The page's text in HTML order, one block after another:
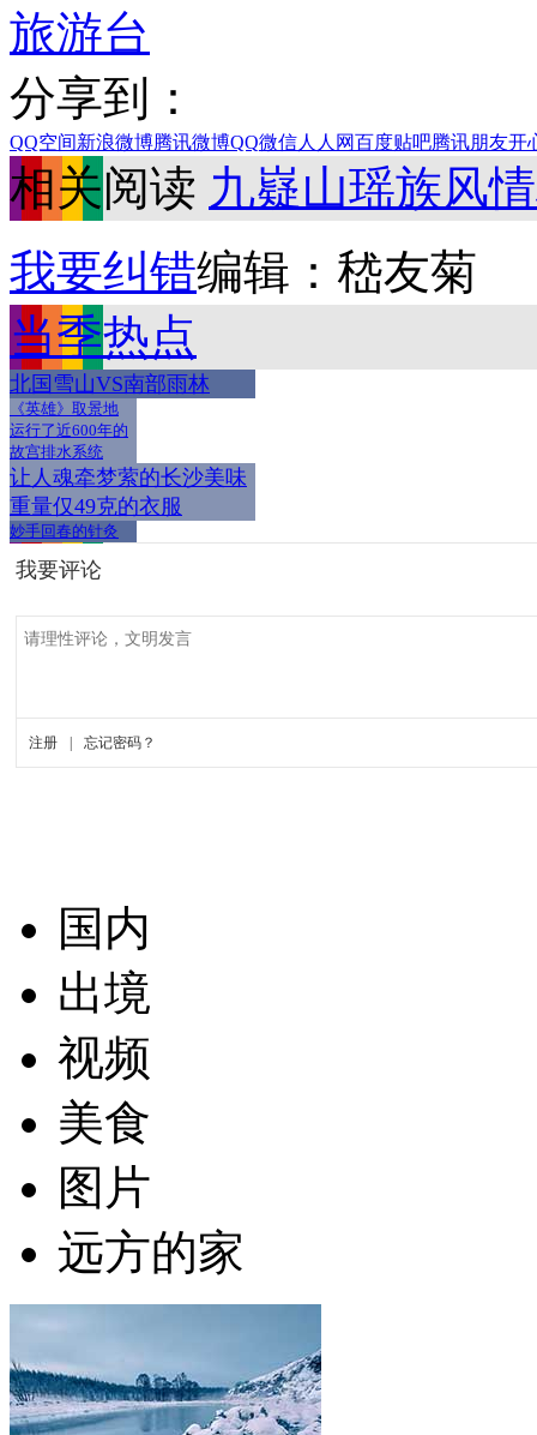
旅游台
分享到：
QQ空间新浪微博腾讯微博QQ微信人人网百度贴吧腾讯朋友开
相关阅读 九嶷山瑶族风
我要纠错编辑：嵇友菊
当季热点
北国雪山VS南部雨林
《英雄》取景地
运行了近600年的
故宫排水系统
让人魂牵梦萦的长沙美味
重量仅49克的衣服
妙手回春的针灸
国内
出境
视频
美食
图片
远方的家